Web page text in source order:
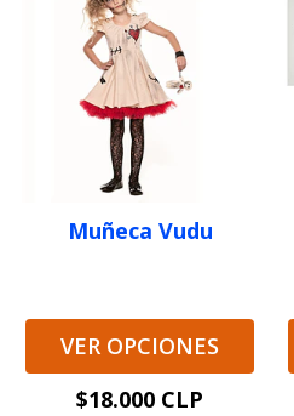
Muñeca Vudu
VER OPCIONES
$18.000 CLP